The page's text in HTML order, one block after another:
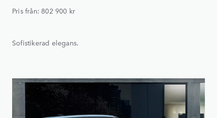
Pris från: 802 900 kr
Sofistikerad elegans.